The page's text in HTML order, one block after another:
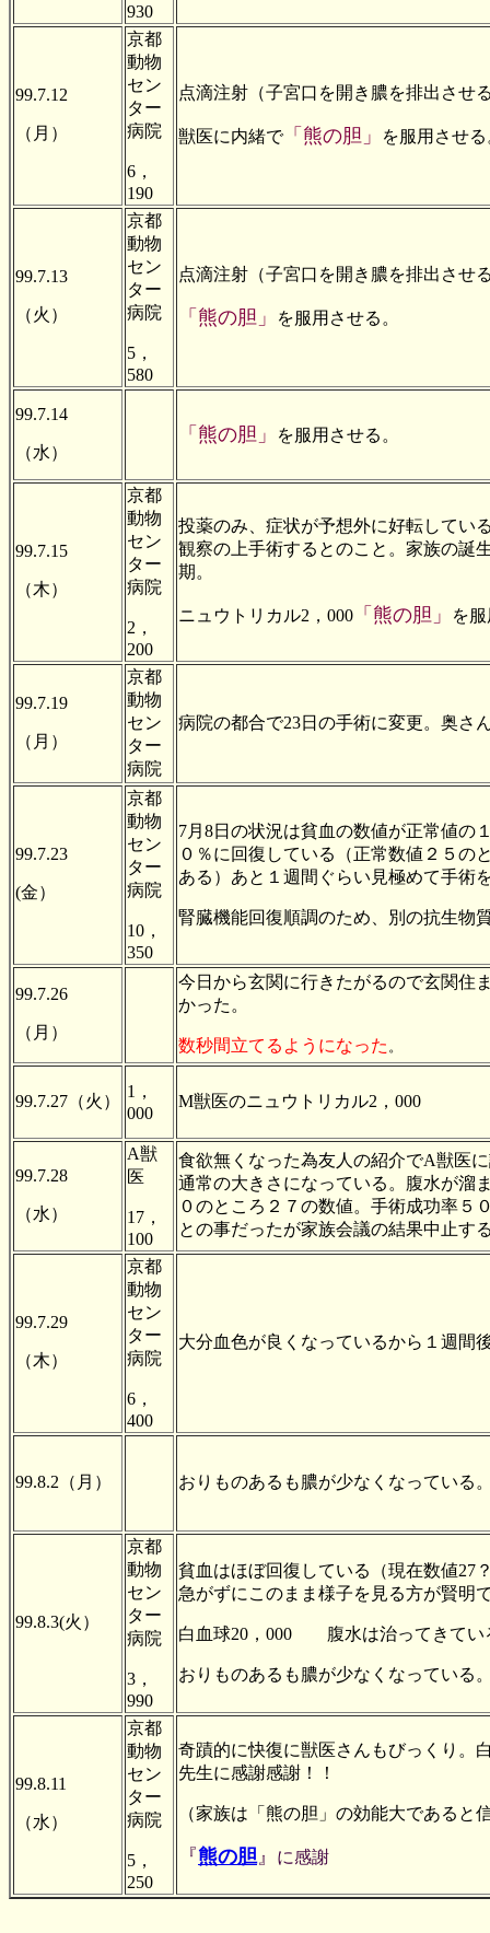
930
99.7.12
（月）
京都
動物
セン
ター
病院
6，
190
点滴注射（子宮口を開き膿を排出させ
獣医に内緒で「熊の胆」 を服用させ
99.7.13
（火）
京都
動物
セン
ター
病院
5，
580
点滴注射（子宮口を開き膿を排出させ
「熊の胆」 を服用させる。
99.7.14
（水）
「熊の胆」 を服用させる。
99.7.15
（木）
京都
動物
セン
ター
病院
2，
200
投薬のみ、症状が予想外に好転してい
観察の上手術するとのこと。家族の誕
期。
ニュウトリカル2，000 「熊の胆」 を
99.7.19
（月）
京都
動物
セン
ター
病院
病院の都合で23日の手術に変更。奥さ
99.7.23
(金）
京都
動物
セン
ター
病院
10，
350
7月8日の状況は貧血の数値が正常値の
０％に回復している（正常数値２５の
ある）あと１週間ぐらい見極めて手術
腎臓機能回復順調のため、別の抗生物
99.7.26
（月）
今日から玄関に行きたがるので玄関住
かった。
数秒間立てるようになった 。
99.7.27（火）
1，
000
M獣医のニュウトリカル2，000
99.7.28
（水）
A獣
医
17，
100
食欲無くなった為友人の紹介でA獣医
通常の大きさになっている。腹水が溜
０のところ２７の数値。手術成功率５
との事だったが家族会議の結果中止す
99.7.29
（木）
京都
動物
セン
ター
病院
6，
400
大分血色が良くなっているから１週間
99.8.2（月） おりものあるも膿が少なくなっている
99.8.3(火）
京都
動物
セン
ター
病院
3，
990
貧血はほぼ回復している（現在数値27
急がずにこのまま様子を見る方が賢明
白血球20，000 腹水は治ってきてい
おりものあるも膿が少なくなっている
99.8.11
（水）
京都
動物
セン
ター
病院
5，
250
奇蹟的に快復に獣医さんもびっくり。
先生に感謝感謝！！
（家族は「熊の胆」の効能大であると
『熊の胆』 に感謝